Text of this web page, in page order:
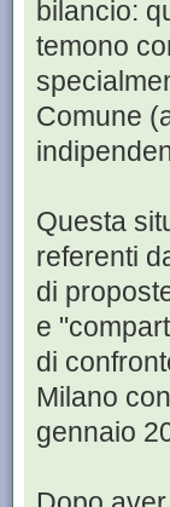
bilancio:
temono
Comune
Questa
referenti
di
e
di
Milano
gennaio